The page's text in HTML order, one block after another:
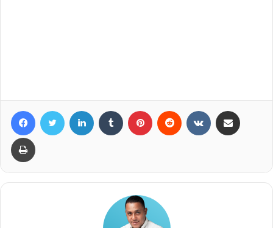
FacebookTwitter LinkedIn Tumblr Pinterest Reddit VKontakte
Imprimir